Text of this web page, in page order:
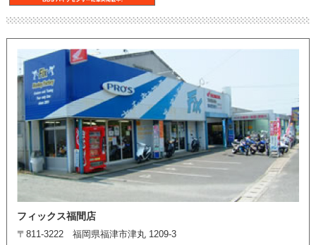
フィックス福間店
〒811-3222 福岡県福津市津丸 1209-3